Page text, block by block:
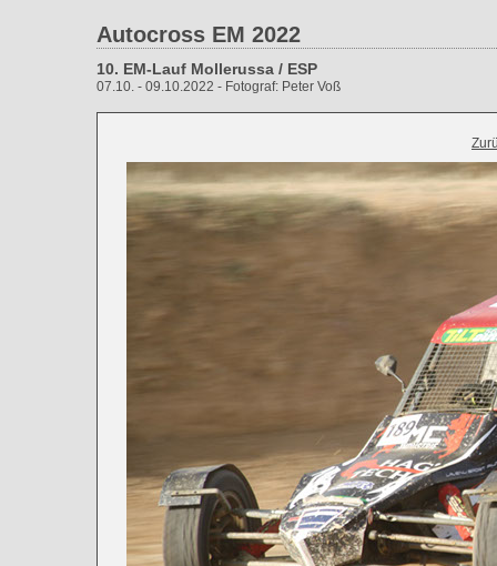
Autocross EM 2022
10. EM-Lauf Mollerussa / ESP
07.10. - 09.10.2022 - Fotograf: Peter Voß